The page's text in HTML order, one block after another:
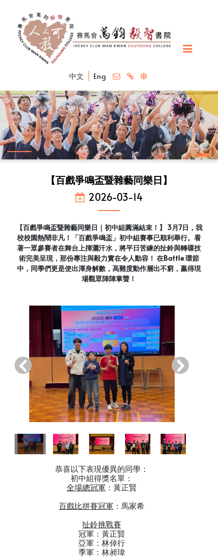
中文 Eng
【百戲爭鳴盃暨雜藝同樂日】
2026-03-14
【百戲爭鳴盃暨雜藝同樂日｜初中組圓滿結束！】 3月7日，我
校校園熱鬧非凡！「百戲爭鳴盃」初中組賽事已順利舉行。看
著一眾參賽者在舞台上揮灑汗水，將平日苦練的扯鈴與轉碟技
術完美呈現，那份專注與毅力實在令人動容！ 在Battle 環節
中，同學們更是使出渾身解數，高難度動作層出不窮，贏得現
場觀眾陣陣掌聲！
‹ ›
恭喜以下表現優異的同學：
初中組得獎名單：
全場總冠軍 ：黃正賢
百戲比拼賽冠軍 ：馬家希
扯鈴挑戰賽
冠軍：黃正賢
亞軍：林倬行
季軍：林昶瑋